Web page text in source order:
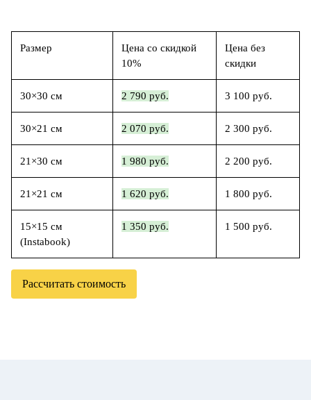
Размер
Цена со скидкой
10%
Цена без
скидки
30×30 см 2 790 руб. 3 100 руб.
30×21 см 2 070 руб. 2 300 руб.
21×30 см 1 980 руб. 2 200 руб.
21×21 см 1 620 руб. 1 800 руб.
15×15 см
(Instabook)
1 350 руб. 1 500 руб.
Рассчитать стоимость